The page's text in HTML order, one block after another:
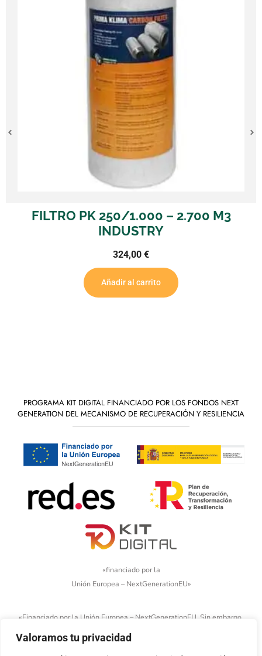
Valoramos tu privacidad
FILTRO PK 250/1.000 – 2.700 M3
INDUSTRY
324,00 €
Añadir al carrito
PROGRAMA KIT DIGITAL FINANCIADO POR LOS FONDOS NEXT
GENERATION DEL MECANISMO DE RECUPERACIÓN Y RESILIENCIA
«financiado por la
Unión Europea – NextGenerationEU»
«Financiado por la Unión Europea – NextGenerationEU. Sin embargo,
los puntos de vista y las opiniones expresadas son únicamente los
del autor o autores y no reflejan necesariamente los de la Unión